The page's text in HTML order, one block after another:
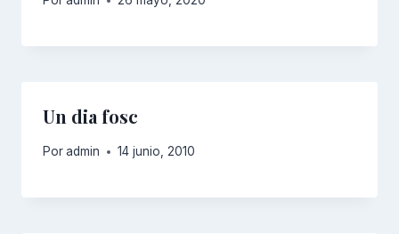
Un dia fosc
Poradmin 14 junio, 2010